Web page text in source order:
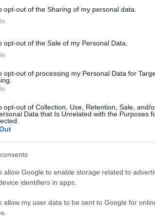
opt-out of the Sharing of my personal data.
opt-out of the Sale of my Personal Data.
opt-out of processing my Personal Data for
opt-out of Collection, Use, Retention, Sale, and/
Data that Is Unrelated with the Purposes
allow Google to enable storage related to
identifiers in apps.
allow my user data to be sent to Google for
az új kriptós szabályozás miatt Július
amely a jogosulatlan
meg Magyaro...
elrejtettek egy titokzatos
mai találmány: egy Reddit-felhasználó
egy szakmai fórumon, a hozzászólások
valójáb...
teremtenek
kiberbűnözők a csalások